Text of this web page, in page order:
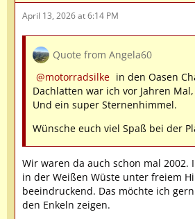
April 13, 2026 at 6:14 PM
Quote from Angela60
motorradsilke in den Oasen
Dachlatten war ich vor Jahren
Und ein super Sternenhimmel.
Wünsche euch viel Spaß bei der
Wir waren da auch schon mal 2002.
in der Weißen Wüste unter freiem
beeindruckend. Das möchte ich
den Enkeln zeigen.